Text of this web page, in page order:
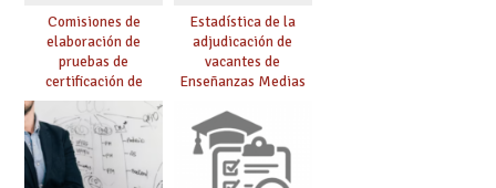
Comisiones de
elaboración de
pruebas de
certificación de
competencia
lingüística: publicada
resolución definitiva
Estadística de la
adjudicación de
vacantes de
Enseñanzas Medias